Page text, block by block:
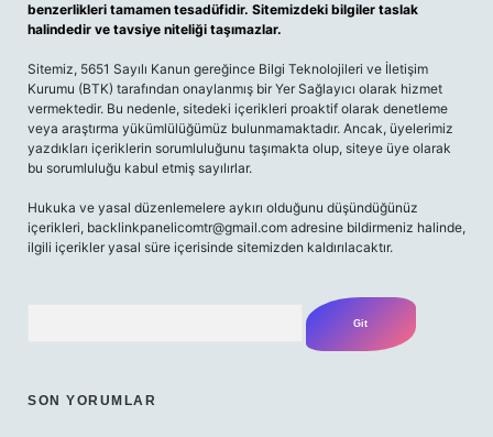
benzerlikleri tamamen tesadüfidir. Sitemizdeki bilgiler taslak
halindedir ve tavsiye niteliği taşımazlar.
Sitemiz, 5651 Sayılı Kanun gereğince Bilgi Teknolojileri ve İletişim
Kurumu (BTK) tarafından onaylanmış bir Yer Sağlayıcı olarak hizmet
vermektedir. Bu nedenle, sitedeki içerikleri proaktif olarak denetleme
veya araştırma yükümlülüğümüz bulunmamaktadır. Ancak, üyelerimiz
yazdıkları içeriklerin sorumluluğunu taşımakta olup, siteye üye olarak
bu sorumluluğu kabul etmiş sayılırlar.
Hukuka ve yasal düzenlemelere aykırı olduğunu düşündüğünüz
içerikleri, backlinkpanelicomtr@gmail.com adresine bildirmeniz halinde,
ilgili içerikler yasal süre içerisinde sitemizden kaldırılacaktır.
SON YORUMLAR